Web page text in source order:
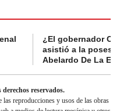
¿El gobernador
asistió a la
Abelardo De La
reservados.
reproducciones y usos de las obras